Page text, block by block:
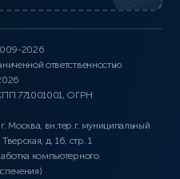
2026
ответственностью
771001001, ОГРН
Москва, вн.тер.г. муниципальный
д. 16, стр. 1
компьютерного